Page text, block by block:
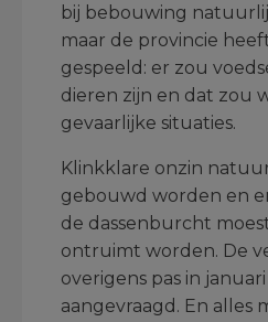
bij bebouwing
maar de provincie
gespeeld: er zou
dieren zijn en dat zou
gevaarlijke situaties.
Klinkklare onzin
gebouwd worden en
de dassenburcht
ontruimt worden. De
overigens pas in
aangevraagd. En alles